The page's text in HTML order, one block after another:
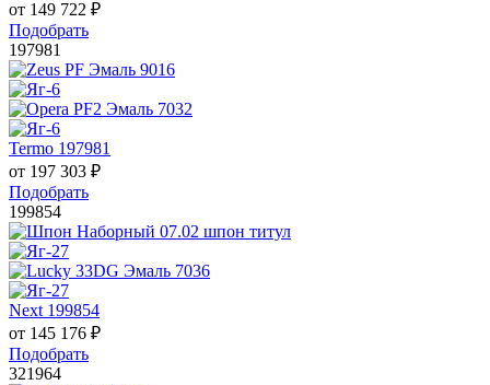
от 149 722 ₽
Подобрать
197981
Termo 197981
от 197 303 ₽
Подобрать
199854
Next 199854
от 145 176 ₽
Подобрать
321964